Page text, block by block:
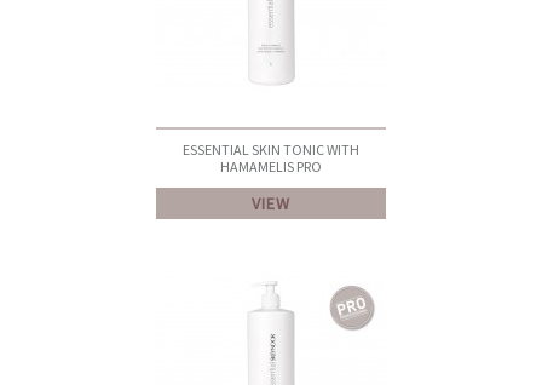
ESSENTIAL SKIN TONIC WITH
HAMAMELIS PRO
VIEW